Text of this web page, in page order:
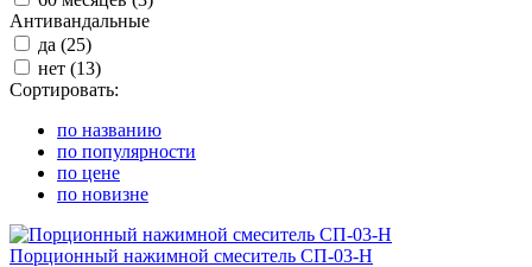
Антивандальные
да (25)
нет (13)
Сортировать:
по названию
по популярности
по цене
по новизне
Порционный нажимной смеситель СП-03-Н